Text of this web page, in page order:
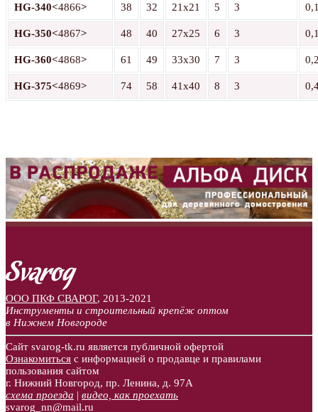
HG-340<4866> 38 32 21x21 5 3
HG-350<4867> 48 40 27x25 6 3
HG-360<4868> 61 49 33x30 7 3
HG-375<4869> 74 58 41x40 8 3
ООО ПКФ СВАРОГ, 2013-2021
Инструменты и строительный крепёж оптом
в Нижнем Новгороде
Сайт svarog-tk.ru является публичной офертой
Ознакомиться с информацией о продавце и правилами
пользования сайтом
г. Нижний Новгород, пр. Ленина, д. 97А
схема проезда | видео, как проехать
svarog_nn@mail.ru